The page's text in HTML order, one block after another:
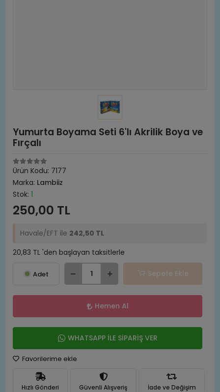
Yumurta Boyama Seti 6'lı Akrilik Boya ve
Fırçalı
Ürün Kodu: 7177
Marka: Lambiiz
Stok: 1
250,00 TL
Havale/EFT ile 242,50 TL
20,83 TL 'den başlayan taksitlerle
Adet Sepete Ekle
Hemen Al
WHATSAPP İLE SİPARİŞ VER
Favorilerime ekle
Hızlı Gönderi Güvenli Alışveriş İade ve Değişim